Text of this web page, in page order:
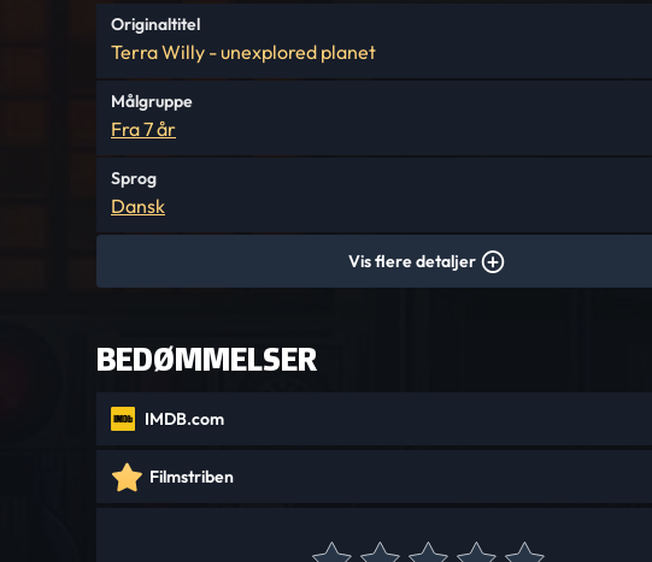
Originaltitel
Terra Willy - unexplored planet
Målgruppe
Fra 7 år
Sprog
Dansk
Vis flere detaljer
BEDØMMELSER
IMDB.com
Filmstriben